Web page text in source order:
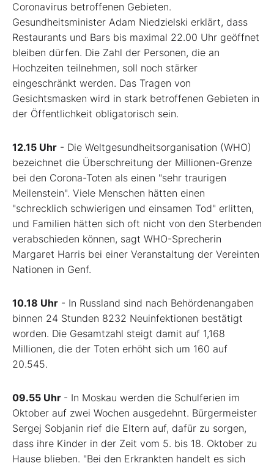
Coronavirus betroffenen Gebieten.
Gesundheitsminister Adam Niedzielski erklärt, dass
Restaurants und Bars bis maximal 22.00 Uhr geöffnet
bleiben dürfen. Die Zahl der Personen, die an
Hochzeiten teilnehmen, soll noch stärker
eingeschränkt werden. Das Tragen von
Gesichtsmasken wird in stark betroffenen Gebieten in
der Öffentlichkeit obligatorisch sein.
12.15 Uhr - Die Weltgesundheitsorganisation (WHO)
bezeichnet die Überschreitung der Millionen-Grenze
bei den Corona-Toten als einen "sehr traurigen
Meilenstein". Viele Menschen hätten einen
"schrecklich schwierigen und einsamen Tod" erlitten,
und Familien hätten sich oft nicht von den Sterbenden
verabschieden können, sagt WHO-Sprecherin
Margaret Harris bei einer Veranstaltung der Vereinten
Nationen in Genf.
10.18 Uhr - In Russland sind nach Behördenangaben
binnen 24 Stunden 8232 Neuinfektionen bestätigt
worden. Die Gesamtzahl steigt damit auf 1,168
Millionen, die der Toten erhöht sich um 160 auf
20.545.
09.55 Uhr - In Moskau werden die Schulferien im
Oktober auf zwei Wochen ausgedehnt. Bürgermeister
Sergej Sobjanin rief die Eltern auf, dafür zu sorgen,
dass ihre Kinder in der Zeit vom 5. bis 18. Oktober zu
Hause blieben. "Bei den Erkrankten handelt es sich